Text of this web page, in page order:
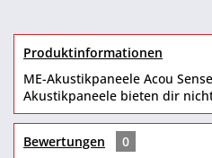
Produktinformationen
ME-Akustikpaneele Acou
Akustikpaneele bieten dir
Bewertungen
0